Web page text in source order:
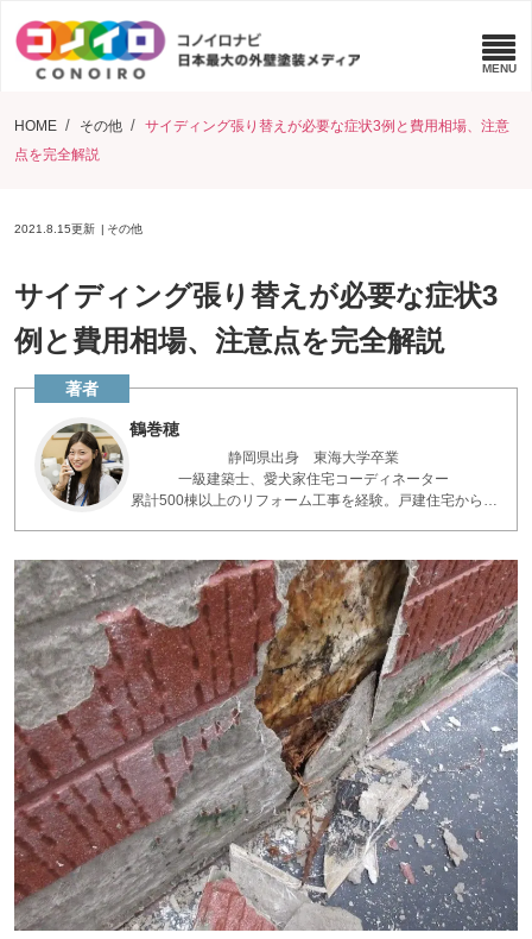
HOME その他
サイディング張り替えが必要な症状3例と費用相場、注意
点を完全解説
2021.8.15更新 その他
サイディング張り替えが必要な症状3
例と費用相場、注意点を完全解説
鶴巻穂
静岡県出身 東海大学卒業
一級建築士、愛犬家住宅コーディネーター
累計500棟以上のリフォーム工事を経験。戸建住宅から大
現在は娘の子育てと仕事を両立中！